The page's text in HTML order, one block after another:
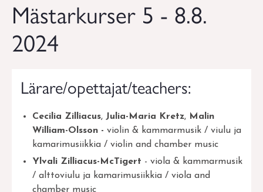
Mästarkurser 5 - 8.8.
2024
Lärare/opettajat/teachers:
Cecilia Zilliacus, Julia-Maria Kretz, Malin
William-Olsson - violin & kammarmusik / viulu ja
kamarimusiikkia / violin and chamber music
Ylvali Zilliacus-McTigert - viola & kammarmusik
/ alttoviulu ja kamarimusiikkia / viola and
chamber music